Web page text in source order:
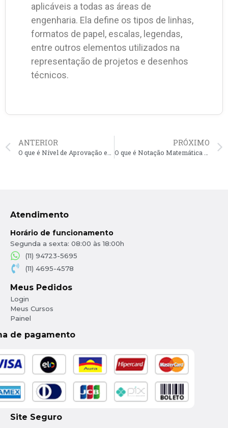
aplicáveis a todas as áreas de
engenharia. Ela define os tipos de linhas,
formatos de papel, escalas, legendas,
entre outros elementos utilizados na
representação de projetos e desenhos
técnicos.
ANTERIOR PRÓXIMO
Atendimento
Horário de funcionamento
Segunda a sexta: 08:00 às 18:00h
(11) 94723-5695
(11) 4695-4578
Meus Pedidos
Login
Meus Cursos
Painel
de pagamento
Site Seguro